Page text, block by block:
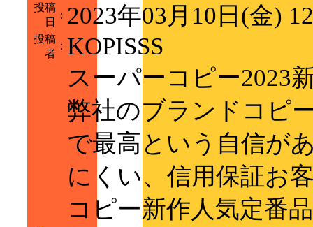
投稿
日
： 2023年03月10日(金)
投稿
者
： KOPISSS
スーパーコピー2023
弊社のブランドコピ
で最高という自信が
にくい、信用保証お
コピー新作人気定番